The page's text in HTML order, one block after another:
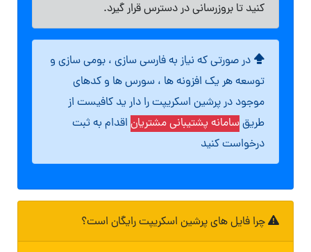
کنید تا بروزرسانی در دسترس قرار گیرد.
در صورتی که نیاز به فارسی سازی ، بومی سازی و
توسعه هر یک افزونه ها ، سورس ها و کدهای
موجود در پرشین اسکریپت را دار ید کافیست از
طریقسامانه پشتیبانی مشتریان اقدام به ثبت
درخواست کنید
چرا فایل های پرشین اسکریپت رایگان است؟